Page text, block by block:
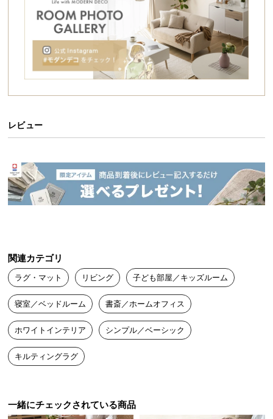
イ
払
い
に
配
送
料
に
つ
い
て
商
レビュー
関連カテゴリ
ラグ・マット リビング 子ども部屋／キッズルーム
寝室／ベッドルーム 書斎／ホームオフィス
ホワイトインテリア シンプル／ベーシック
キルティングラグ
一緒にチェックされている商品